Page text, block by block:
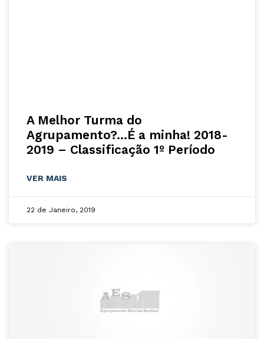
A Melhor Turma do
Agrupamento?…É a minha! 2018-
2019 – Classificação 1º Período
VER MAIS
22 de Janeiro, 2019